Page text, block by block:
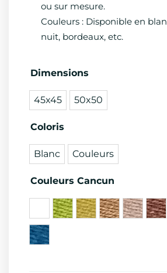
ou sur mesure.
Couleurs : Disponible en
nuit, bordeaux, etc.
Dimensions
45x45 50x50
Coloris
Blanc Couleurs
Couleurs Cancun
quantité
Serviettes
en
Policoton
-
Cancun